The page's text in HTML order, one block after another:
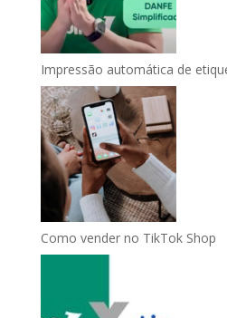
Impressão automática de
Como vender no TikTok Shop